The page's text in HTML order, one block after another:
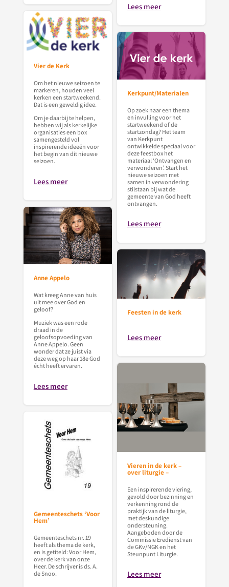
Lees meer
Vier de Kerk
Om het nieuwe seizoen te
markeren, houden veel
kerken een startweekend.
Dat is een geweldig idee.
Om je daarbij te helpen,
hebben wij als kerkelijke
organisaties een box
samengesteld vol
inspirerende ideeën voor
het begin van dit nieuwe
seizoen.
Lees meer
Kerkpunt/Materialen
Op zoek naar een thema
en invulling voor het
startweekend of de
startzondag? Het team
van Kerkpunt
ontwikkelde speciaal voor
deze feestbox het
materiaal ‘Ontvangen en
verwonderen’. Start het
nieuwe seizoen met
samen in verwondering
stilstaan bij wat de
gemeente van God heeft
ontvangen.
Lees meer
Anne Appelo
Wat kreeg Anne van huis
uit mee over God en
geloof?
Muziek was een rode
draad in de
geloofsopvoeding van
Anne Appelo. Geen
wonder dat ze juist via
deze weg op haar 18e God
écht heeft ervaren.
Lees meer
Feesten in de kerk
Lees meer
Vieren in de kerk –
over liturgie –
Een inspirerende viering,
gevold door bezinning en
verkenning rond de
praktijk van de liturgie,
met deskundige
ondersteuning.
Aangeboden door de
Commissie Eredienst van
de GKv/NGK en het
Steunpunt Liturgie.
Lees meer
Gemeenteschets ‘Voor
Hem’
Gemeenteschets nr. 19
heeft als thema de kerk,
en is getiteld: Voor Hem,
over de kerk van onze
Heer. De schrijver is ds. A.
de Snoo.